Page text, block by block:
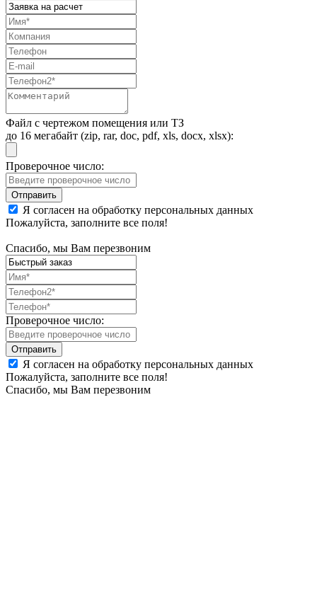
Файл с чертежом помещения или ТЗ
до 16 мегабайт (zip, rar, doc, pdf, xls, docx, xlsx):
Проверочное число:
Я согласен на обработку персональных данных
Пожалуйста, заполните все поля!
Спасибо, мы Вам перезвоним
Проверочное число:
Я согласен на обработку персональных данных
Пожалуйста, заполните все поля!
Спасибо, мы Вам перезвоним